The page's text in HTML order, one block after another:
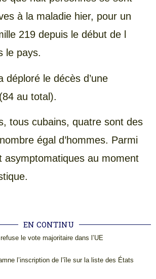
à la maladie hier, pour un
219 depuis le début de l
le pays.
déploré le décès d’une
au total).
tous cubains, quatre sont des
égal d’hommes. Parmi
asymptomatiques au moment
EN CONTINU
refuse le vote majoritaire dans l’UE
l’inscription de l’île sur la liste des États